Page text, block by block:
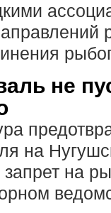
не
на
на